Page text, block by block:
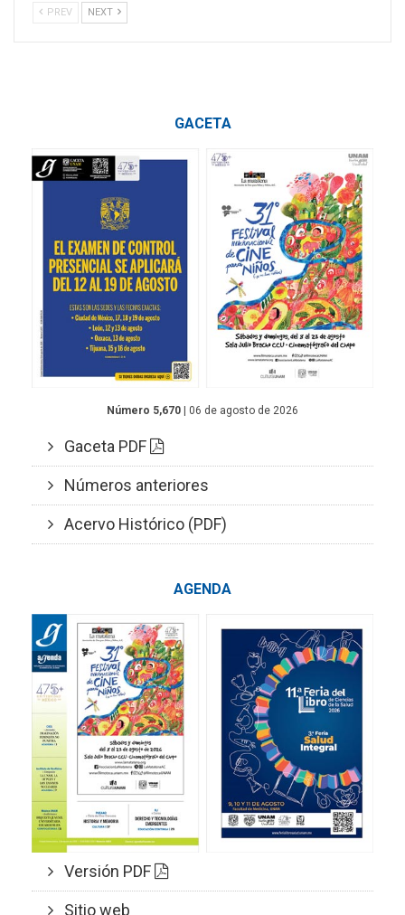
PREV NEXT
GACETA
Número 5,670 | 06 de agosto de 2026
Gaceta PDF
Números anteriores
Acervo Histórico (PDF)
AGENDA
Versión PDF
Sitio web